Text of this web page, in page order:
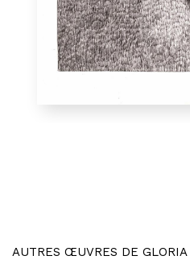
AUTRES ŒUVRES DE GLORIA